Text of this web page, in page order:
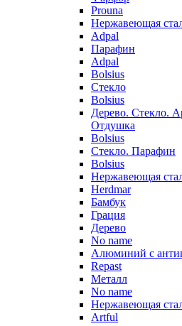
Prouna
Нержавеющая
Adpal
Парафин
Adpal
Bolsius
Стекло
Bolsius
Дерево. Стекло.
Отдушка
Bolsius
Стекло. Парафин
Bolsius
Нержавеющая
Herdmar
Бамбук
Грация
Дерево
No name
Алюминий с
Repast
Металл
No name
Нержавеющая
Artful